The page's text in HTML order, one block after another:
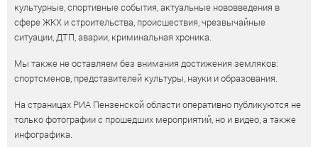
культурные, спортивные события, актуальные нововведения в
сфере ЖКХ и строительства, происшествия, чрезвычайные
ситуации, ДТП, аварии, криминальная хроника.
Мы также не оставляем без внимания достижения земляков:
спортсменов, представителей культуры, науки и образования.
На страницах РИА Пензенской области оперативно публикуются не
только фотографии с прошедших мероприятий, но и видео, а также
инфографика.